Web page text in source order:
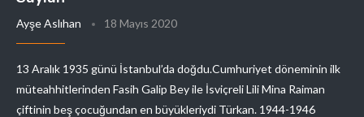
Ayşe Aslıhan 18 Mayıs 2020
13 Aralık 1935 günü İstanbul’da doğdu.Cumhuriyet döneminin ilk
müteahhitlerinden Fasih Galip Bey ile İsviçreli Lili Mina Raiman
çiftinin beş çocuğundan en büyükleriydi Türkan. 1944-1946